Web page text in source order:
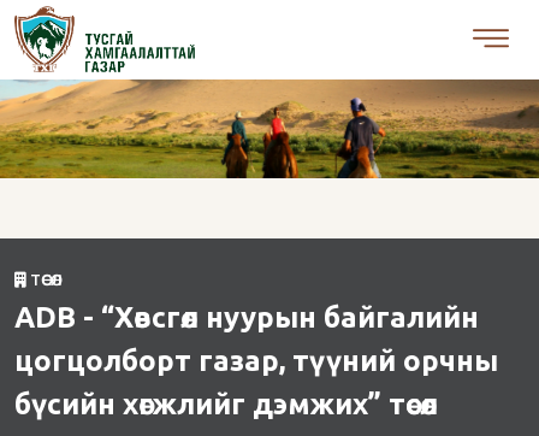
ТӨСӨЛ
ADB - “Хөвсгөл нуурын байгалийн
цогцолборт газар, түүний орчны
бүсийн хөгжлийг дэмжих” төсөл